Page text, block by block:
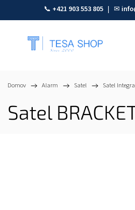
📞 +421 903 553 805 | ✉
Domov / Alarm / Satel / Satel Integra
Satel